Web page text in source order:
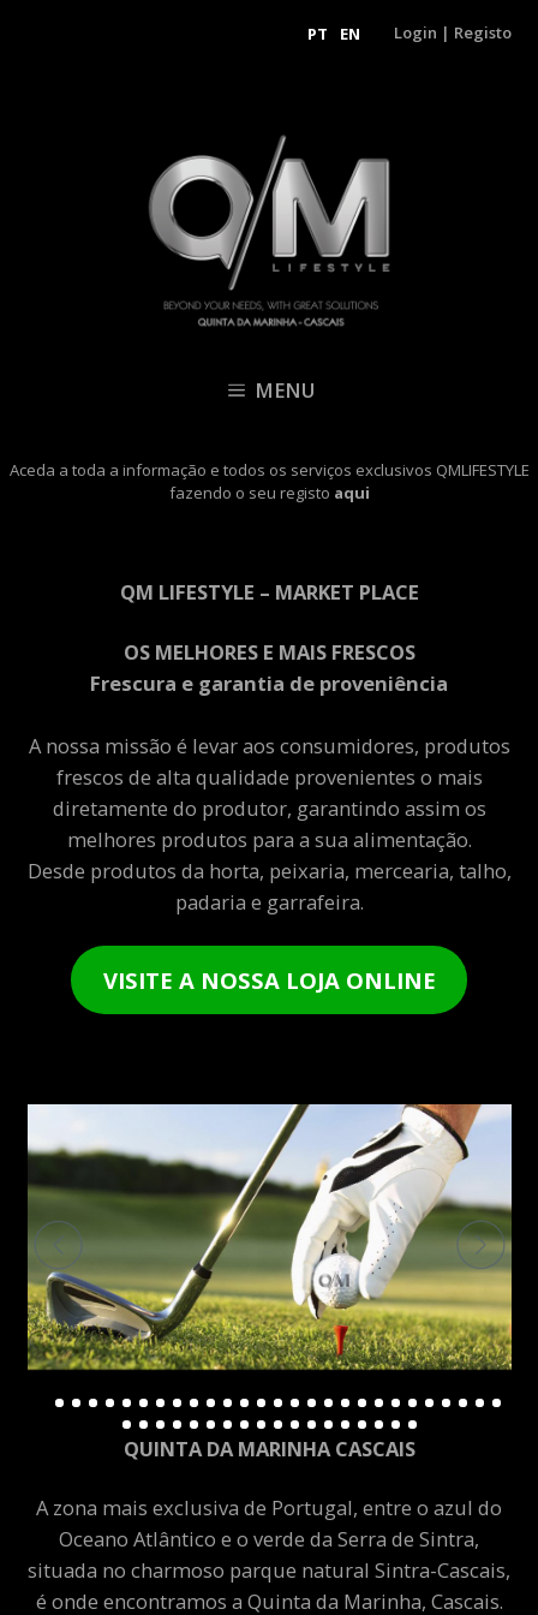
PT EN Login | Registo
MENU
Aceda a toda a informação e todos os serviços exclusivos QMLIFESTYLE
fazendo o seu registo aqui
QM LIFESTYLE – MARKET PLACE
OS MELHORES E MAIS FRESCOS
Frescura e garantia de proveniência
A nossa missão é levar aos consumidores, produtos
frescos de alta qualidade provenientes o mais
diretamente do produtor, garantindo assim os
melhores produtos para a sua alimentação.
Desde produtos da horta, peixaria, mercearia, talho,
padaria e garrafeira.
VISITE A NOSSA LOJA ONLINE
QUINTA DA MARINHA CASCAIS
A zona mais exclusiva de Portugal, entre o azul do
Oceano Atlântico e o verde da Serra de Sintra,
situada no charmoso parque natural Sintra-Cascais,
é onde encontramos a Quinta da Marinha, Cascais.